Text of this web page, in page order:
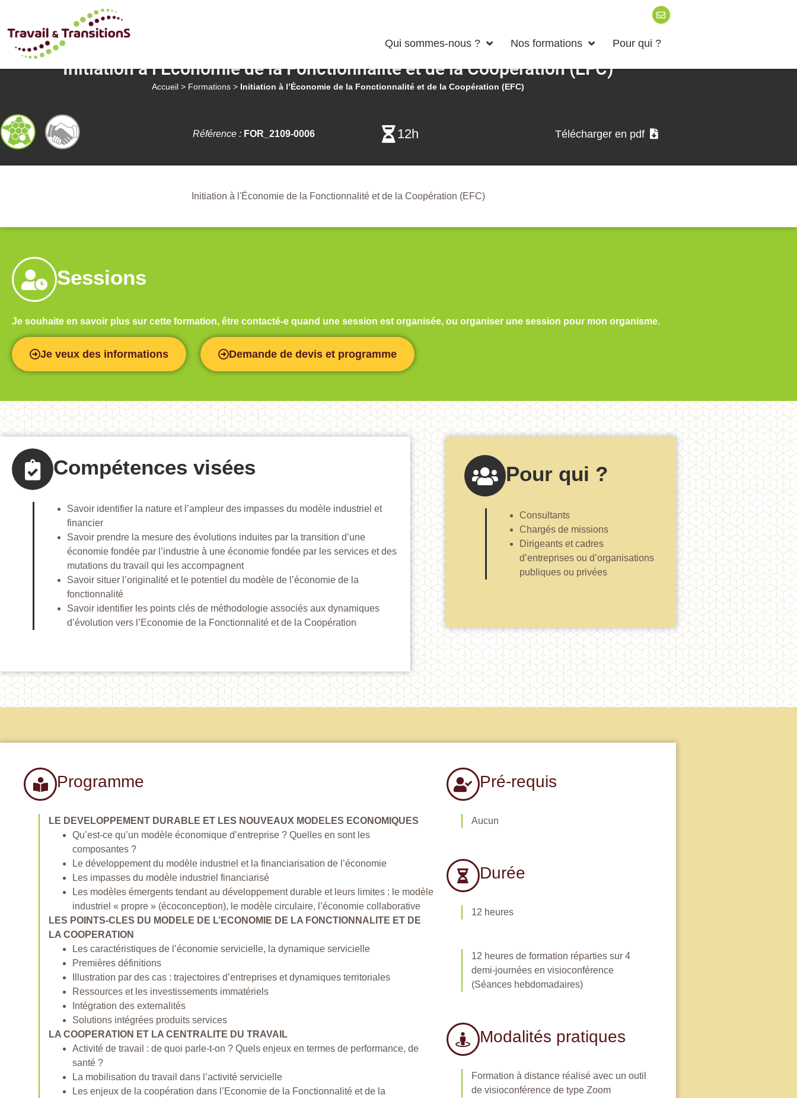
Qui sommes-nous ? Nos formations Pour qui ?
Initiation à l’Économie de la Fonctionnalité et de la Coopération (EFC)
Accueil > Formations > Initiation à l’Économie de la Fonctionnalité et de la Coopération (EFC)
Référence : FOR_2109-0006 12h Télécharger en pdf
Initiation à l'Économie de la Fonctionnalité et de la Coopération (EFC)
Sessions
Je souhaite en savoir plus sur cette formation, être contacté-e quand une session est organisée, ou organiser une session pour mon organisme.
Je veux des informations Demande de devis et programme
Compétences visées
Savoir identifier la nature et l’ampleur des impasses du modèle industriel et
financier
Savoir prendre la mesure des évolutions induites par la transition d’une
économie fondée par l’industrie à une économie fondée par les services et des
mutations du travail qui les accompagnent
Savoir situer l’originalité et le potentiel du modèle de l’économie de la
fonctionnalité
Savoir identifier les points clés de méthodologie associés aux dynamiques
d’évolution vers l’Economie de la Fonctionnalité et de la Coopération
Pour qui ?
Consultants
Chargés de missions
Dirigeants et cadres
d’entreprises ou d’organisations
publiques ou privées
Programme
LE DEVELOPPEMENT DURABLE ET LES NOUVEAUX MODELES ECONOMIQUES
Qu’est-ce qu’un modèle économique d’entreprise ? Quelles en sont les
composantes ?
Le développement du modèle industriel et la financiarisation de l’économie
Les impasses du modèle industriel financiarisé
Les modèles émergents tendant au développement durable et leurs limites : le modèle
industriel « propre » (écoconception), le modèle circulaire, l’économie collaborative
LES POINTS-CLES DU MODELE DE L’ECONOMIE DE LA FONCTIONNALITE ET DE
LA COOPERATION
Les caractéristiques de l’économie servicielle, la dynamique servicielle
Premières définitions
Illustration par des cas : trajectoires d’entreprises et dynamiques territoriales
Ressources et les investissements immatériels
Intégration des externalités
Solutions intégrées produits services
LA COOPERATION ET LA CENTRALITE DU TRAVAIL
Activité de travail : de quoi parle-t-on ? Quels enjeux en termes de performance, de
santé ?
La mobilisation du travail dans l’activité servicielle
Les enjeux de la coopération dans l’Economie de la Fonctionnalité et de la
Pré-requis
Aucun
Durée
12 heures
12 heures de formation réparties sur 4
demi-journées en visioconférence
(Séances hebdomadaires)
Modalités pratiques
Formation à distanceréalisé avec un outil
de visioconférence de type Zoom